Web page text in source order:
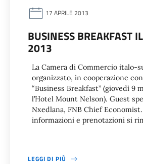
17 APRILE 2013
BUSINESS BREAKFAST
2013
La Camera di Commercio italo-
organizzato, in cooperazione
“Business Breakfast” (giovedì 9
l’Hotel Mount Nelson). Guest
Nxedlana, FNB Chief
informazioni e prenotazioni si
LEGGI DI PIÙ